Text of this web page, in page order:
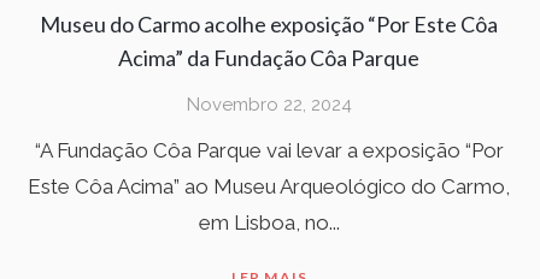
Museu do Carmo acolhe exposição “Por Este Côa
Acima” da Fundação Côa Parque
Novembro 22, 2024
“A Fundação Côa Parque vai levar a exposição “Por
Este Côa Acima” ao Museu Arqueológico do Carmo,
em Lisboa, no...